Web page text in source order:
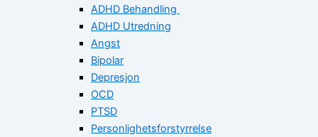
ADHD Behandling
ADHD Utredning
Angst
Bipolar
Depresjon
OCD
PTSD
Personlighetsforstyrrelse